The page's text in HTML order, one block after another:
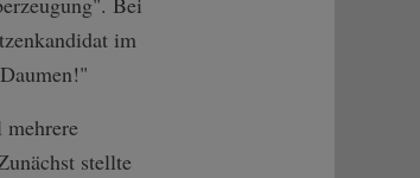
im
stellte